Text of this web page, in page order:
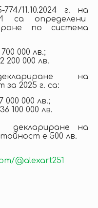
11.10.2024 г. на
са определени
по система
000 лв.;
200 000 лв.
на
2025 г. са:
000 лв.;
100 000 лв.
деклариране на
е 500 лв.
@alexart251